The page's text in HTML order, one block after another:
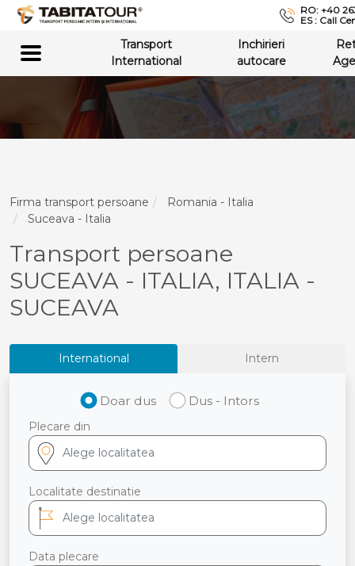
RO: +40
ES : Call
Transport
International
Inchirieri
autocare
Firma transport persoane
Romania - Italia
Suceava - Italia
Transport persoane
SUCEAVA - ITALIA, ITALIA -
SUCEAVA
International Intern
Doar dus Dus - Intors
Plecare din
Localitate destinatie
Data plecare